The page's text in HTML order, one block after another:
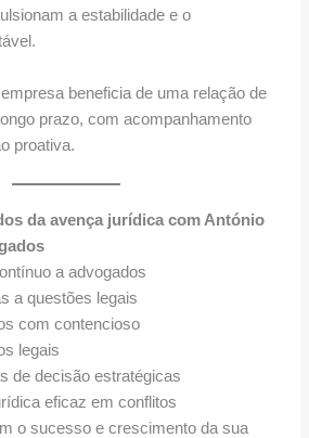
a estabilidade e o
beneficia de uma relação de
prazo, com acompanhamento
proativa.
da avença jurídica com António
a advogados
a questões legais
com contencioso
legais
de decisão estratégicas
eficaz em conflitos
o sucesso e crescimento da sua